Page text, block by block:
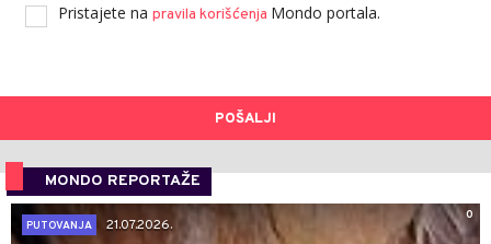
Pristajete na pravila korišćenja Mondo portala.
POŠALJI
MONDO REPORTAŽE
0
PUTOVANJA
21.07.2026.